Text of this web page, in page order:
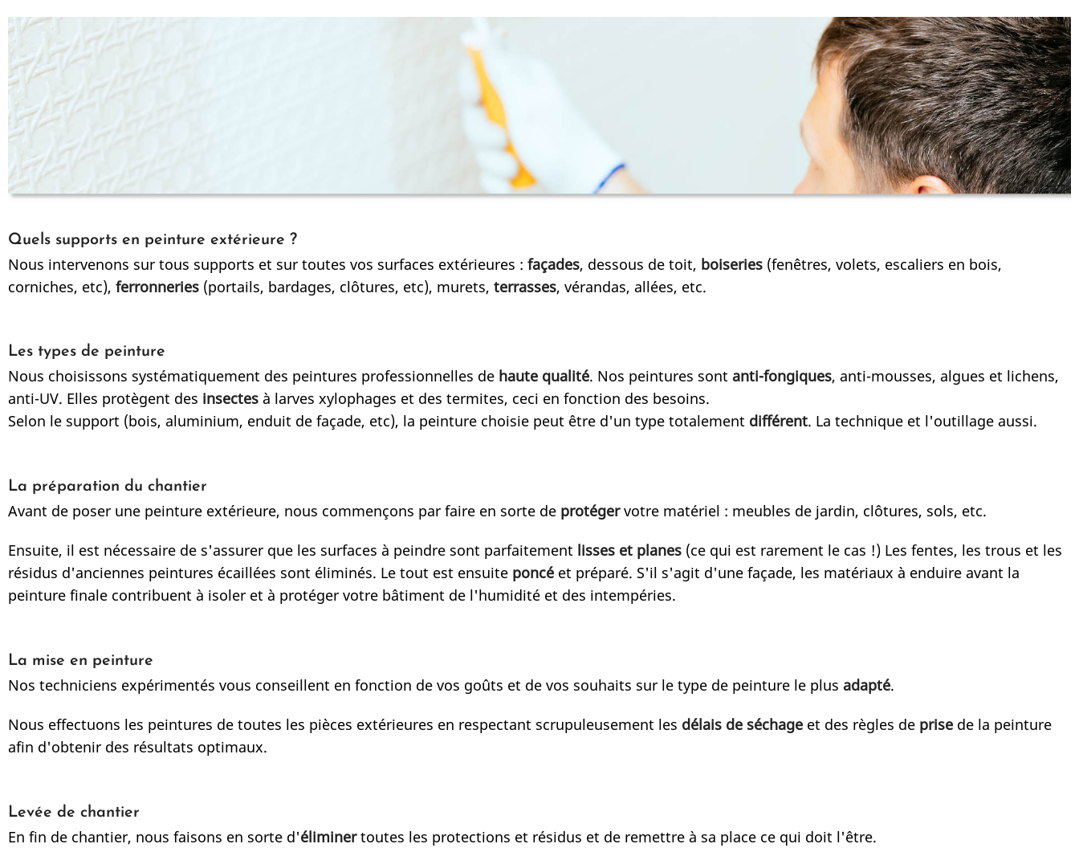
Quels supports en peinture extérieure ?
Nous intervenons sur tous supports et sur toutes vos surfaces extérieures : façades, dessous de toit, boiseries (fenêtres, volets, escaliers en bois,
corniches, etc), ferronneries (portails, bardages, clôtures, etc), murets, terrasses, vérandas, allées, etc.
Les types de peinture
Nous choisissons systématiquement des peintures professionnelles de haute qualité. Nos peintures sont anti-fongiques, anti-mousses, algues et lichens,
anti-UV. Elles protègent des insectes à larves xylophages et des termites, ceci en fonction des besoins.
Selon le support (bois, aluminium, enduit de façade, etc), la peinture choisie peut être d'un type totalement différent. La technique et l'outillage aussi.
La préparation du chantier
Avant de poser une peinture extérieure, nous commençons par faire en sorte de protégervotre matériel : meubles de jardin, clôtures, sols, etc.
Ensuite, il est nécessaire de s'assurer que les surfaces à peindre sont parfaitement lisses et planes (ce qui est rarement le cas !) Les fentes, les trous et les
résidus d'anciennes peintures écaillées sont éliminés. Le tout est ensuite poncé et préparé. S'il s'agit d'une façade, les matériaux à enduire avant la
peinture finale contribuent à isoler et à protéger votre bâtiment de l'humidité et des intempéries.
La mise en peinture
Nos techniciens expérimentés vous conseillent en fonction de vos goûts et de vos souhaits sur le type de peinture le plus adapté.
Nous effectuons les peintures de toutes les pièces extérieures en respectant scrupuleusement les délais de séchage et des règles de prise de la peinture
afin d'obtenir des résultats optimaux.
Levée de chantier
En fin de chantier, nous faisons en sorte d'éliminertoutes les protections et résidus et de remettre à sa place ce qui doit l'être.